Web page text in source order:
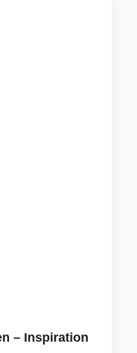
– Inspiration